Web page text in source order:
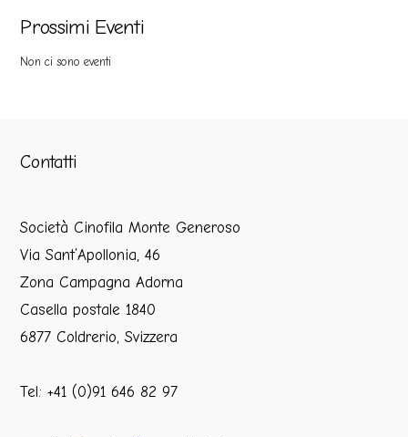
Prossimi Eventi
Non ci sono eventi
Contatti
Società Cinofila Monte Generoso
Via Sant’Apollonia, 46
Zona Campagna Adorna
Casella postale 1840
6877 Coldrerio, Svizzera
Tel: +41 (0)91 646 82 97